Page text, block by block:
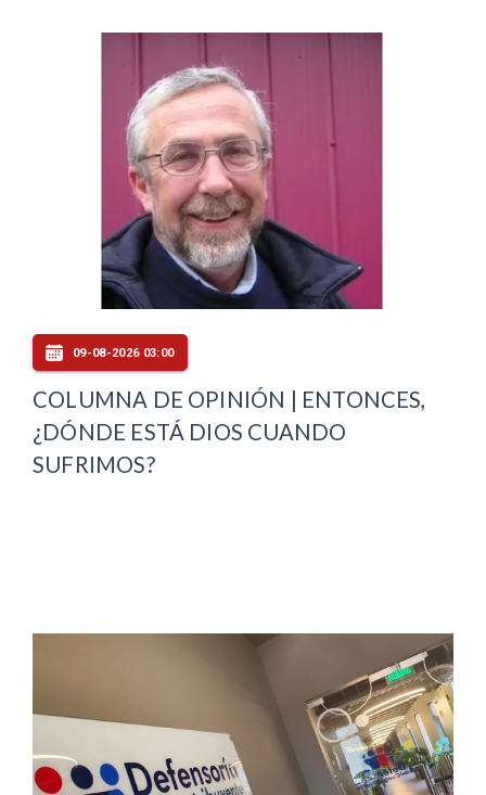
09-08-2026 03:00
COLUMNA DE OPINIÓN | ENTONCES,
¿DÓNDE ESTÁ DIOS CUANDO
SUFRIMOS?